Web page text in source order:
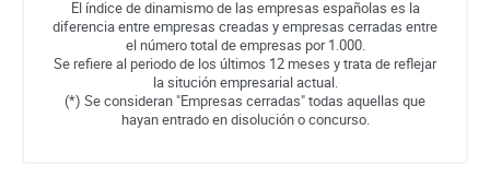
El índice de dinamismo de las empresas españolas es la
diferencia entre empresas creadas y empresas cerradas entre
el número total de empresas por 1.000.
Se refiere al periodo de los últimos 12 meses y trata de reflejar
la situción empresarial actual.
(*) Se consideran "Empresas cerradas" todas aquellas que
hayan entrado en disolución o concurso.